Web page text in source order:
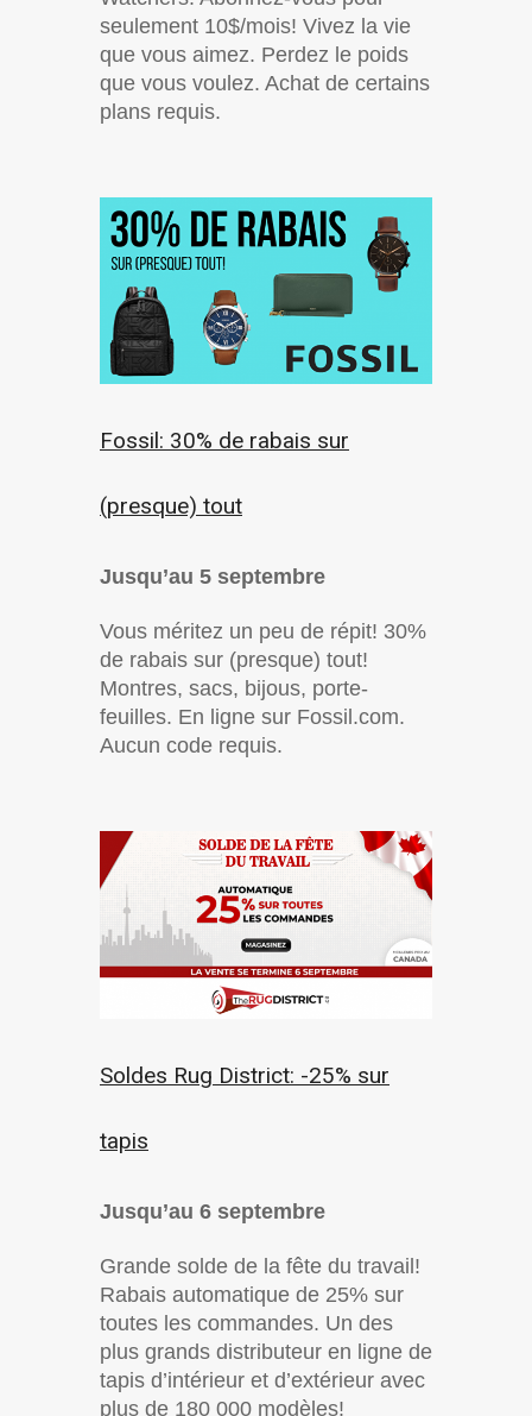
seulement 10$/mois! Vivez la vie
que vous aimez. Perdez le poids
que vous voulez. Achat de certains
plans requis.
Fossil: 30% de rabais sur
(presque) tout
Jusqu’au 5 septembre
Vous méritez un peu de répit! 30%
de rabais sur (presque) tout!
Montres, sacs, bijous, porte-
feuilles. En ligne sur Fossil.com.
Aucun code requis.
Soldes Rug District: -25% sur
tapis
Jusqu’au 6 septembre
Grande solde de la fête du travail!
Rabais automatique de 25% sur
toutes les commandes. Un des
plus grands distributeur en ligne de
tapis d’intérieur et d’extérieur avec
plus de 180 000 modèles!